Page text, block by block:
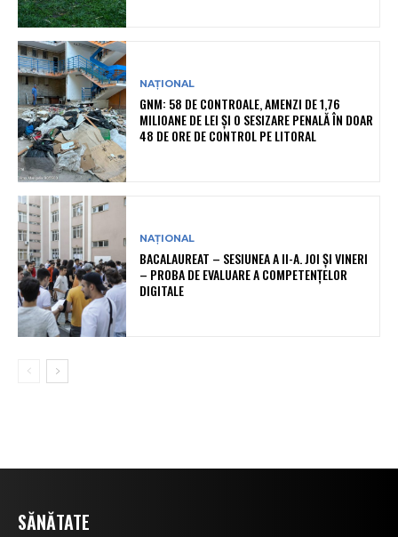
NAȚIONAL
GNM: 58 DE CONTROALE, AMENZI DE 1,76
MILIOANE DE LEI ȘI O SESIZARE PENALĂ ÎN DOAR
48 DE ORE DE CONTROL PE LITORAL
NAȚIONAL
BACALAUREAT – SESIUNEA A II-A. JOI ȘI VINERI
– PROBA DE EVALUARE A COMPETENȚELOR
DIGITALE
SĂNĂTATE